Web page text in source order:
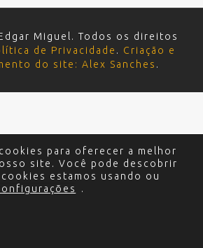
Miguel. Todos os direitos
de Privacidade . Criação e
do site: Alex Sanches .
para oferecer a melhor
site. Você pode descobrir
estamos usando ou
.
Cookie Banner